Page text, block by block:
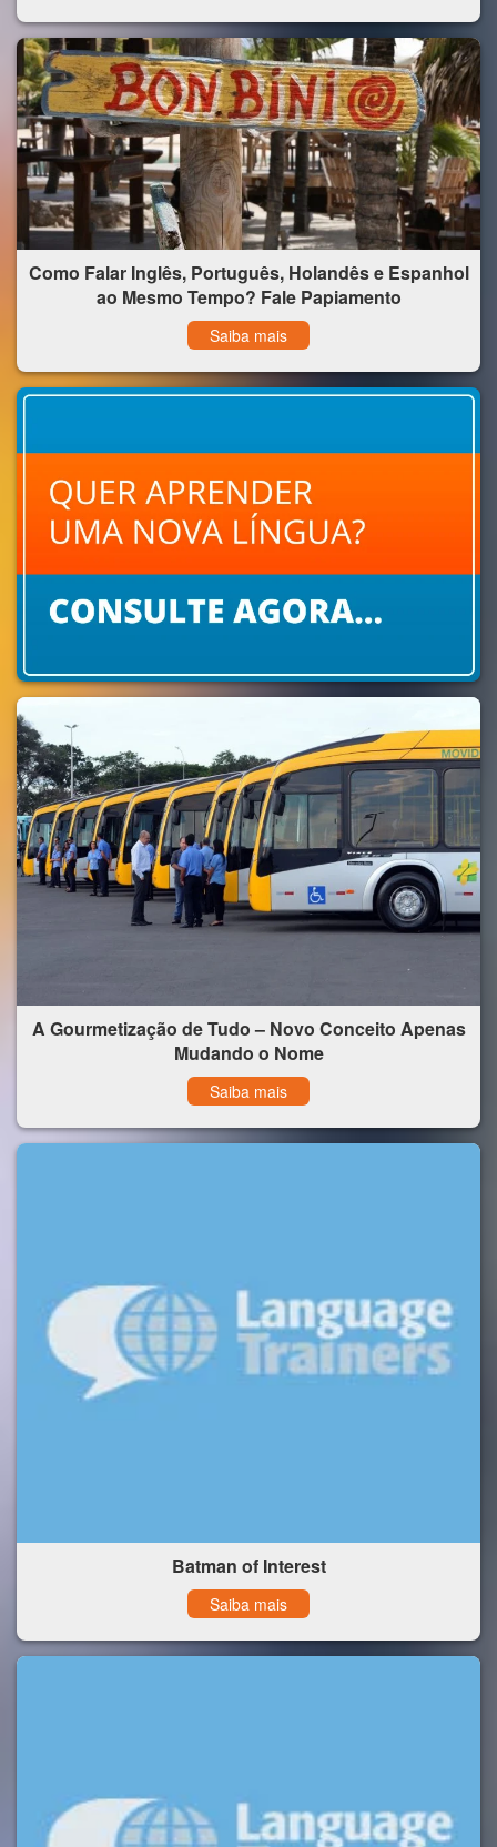
Como Falar Inglês, Português, Holandês e Espanhol
ao Mesmo Tempo? Fale Papiamento
Saiba mais
A Gourmetização de Tudo – Novo Conceito Apenas
Mudando o Nome
Saiba mais
Batman of Interest
Saiba mais